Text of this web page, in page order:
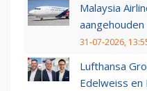
Malaysia
31-07-2026,
Lufthansa
Edelweiss en